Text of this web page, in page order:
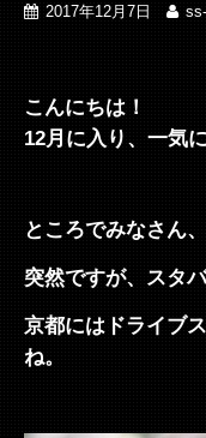
2017年12月7日
こんにちは！
12月に入り、一気
ところでみなさん、
突然ですが、スタ
京都にはドライブ
ね。